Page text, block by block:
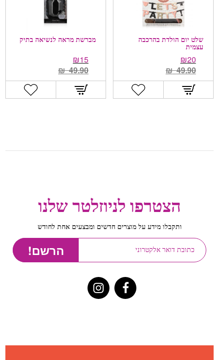
מברשת מראה לנשיאה בתיק
15
₪
49.90
₪
שלט יום הולדת בהרכבה
עצמית
20
₪
49.90
₪
הצטרפו לניוזלטר שלנו
ותקבלו מידע על מוצרים חדשים ומבצעים אחת לחודש